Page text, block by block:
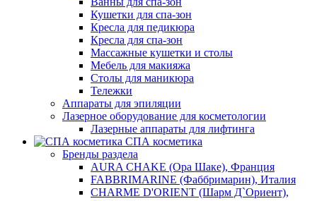
Кушетки для спа-зон
Кресла для педикюра
Кресла для спа-зон
Массажные кушетки и столы
Мебель для макияжа
Столы для маникюра
Тележки
Аппараты для эпиляции
Лазерное оборудование для косметологии
Лазерные аппараты для лифтинга
СПА косметика
Бренды раздела
AURA CHAKE (Ора Шаке), Франция
FABBRIMARINE (Фаббримарин), Италия
CHARME D'ORIENT (Шарм Д`Ориент),